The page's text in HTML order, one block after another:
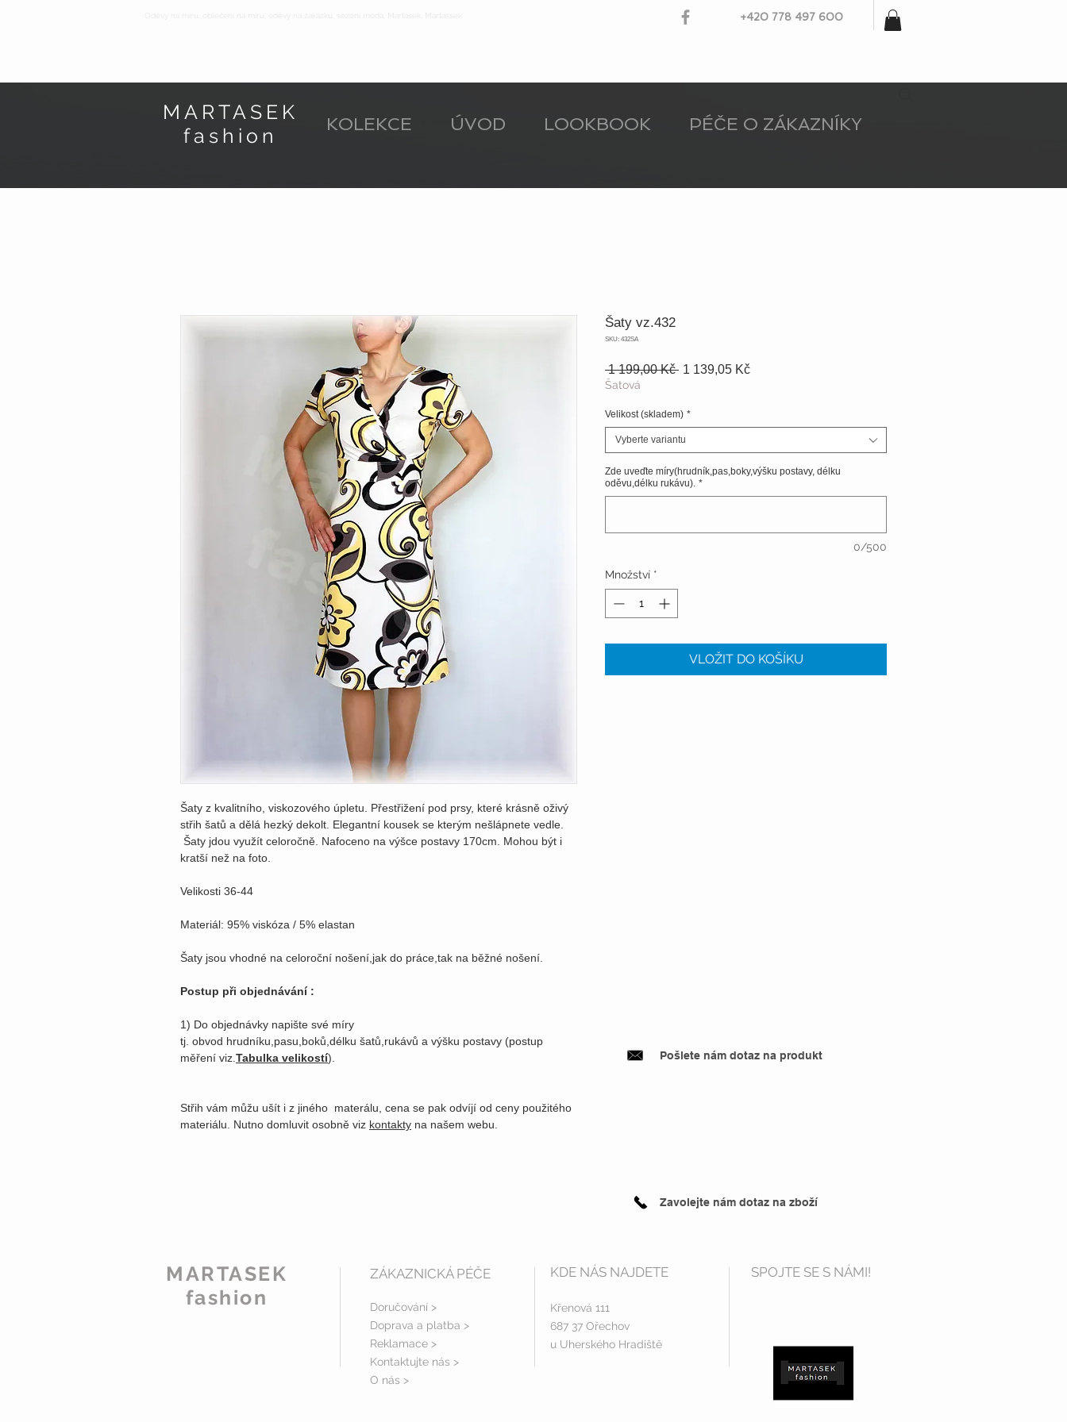
+420 778 497 600
MARTASEK
fashion
KOLEKCE ÚVOD LOOKBOOK PÉČE O ZÁKAZNÍKY
Šaty z kvalitního, viskozového úpletu. Přestřižení pod prsy, které krásně oživý
střih šatů a dělá hezký dekolt. Elegantní kousek se kterým nešlápnete vedle.
Šaty jdou využít celoročně. Nafoceno na výšce postavy 170cm. Mohou být i
kratší než na foto.
Velikosti 36-44
Materiál: 95% viskóza / 5% elastan
Šaty jsou vhodné na celoroční nošení,jak do práce,tak na běžné nošení.
Postup při objednávání :
1) Do objednávky napište své míry
tj. obvod hrudníku,pasu,boků,délku šatů,rukávů a výšku postavy (postup
měření viz.Tabulka velikostí).
Střih vám můžu ušít i z jiného materálu, cena se pak odvíjí od ceny použitého
materiálu. Nutno domluvit osobně viz kontakty na našem webu.
Šaty vz.432
SKU: 432SA
1 199,00 Kč Běžná
1 139,05 KčZvýhodněná
Šatová
Velikost (skladem) *
Vyberte variantu
Zde uveďte míry(hrudník,pas,boky,výšku postavy, délku
oděvu,délku rukávu). *
0/500
Množství *
VLOŽIT DO KOŠÍKU
Pošlete nám dotaz na produkt
Zavolejte nám dotaz na zboží
MARTASEK
fashion
ZÁKAZNICKÁ PÉČE
Doručování >
Doprava a platba >
Reklamace >
Kontaktujte nás >
O nás >
KDE NÁS NAJDETE
Křenová 111
687 37 Ořechov
u Uherského Hradiště
SPOJTE SE S NÁMI!